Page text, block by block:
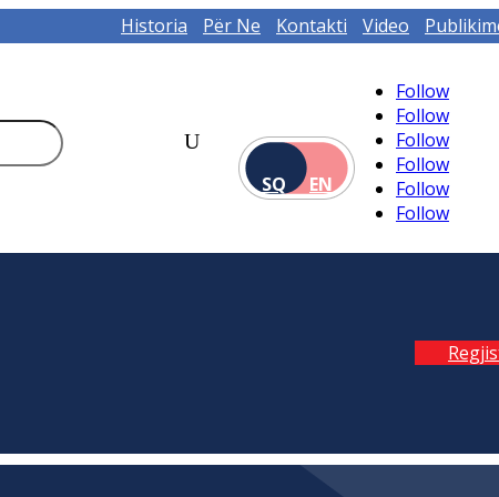
Historia Për Ne Kontakti Video
SQ
EN
Follow
Follow
Follow
Follow
Follow
Follow